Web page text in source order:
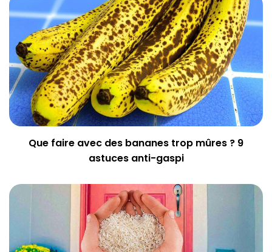
Que faire avec des bananes trop mûres ? 9
astuces anti-gaspi